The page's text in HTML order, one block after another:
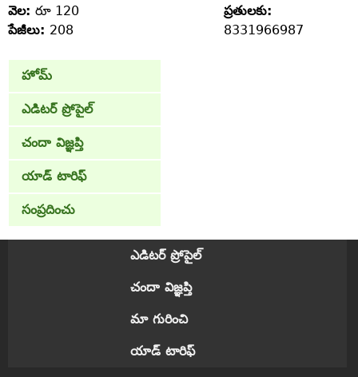
వెల: రూ 120
పేజీలు: 208
ప్రతులకు:
8331966987
హోమ్
ఎడిటర్ ప్రోపైల్
చందా విజ్ఞప్తి
యాడ్ టారిఫ్
సంప్రదించు
ఎడిటర్ ప్రోపైల్
చందా విజ్ఞప్తి
మా గురించి
యాడ్ టారిఫ్